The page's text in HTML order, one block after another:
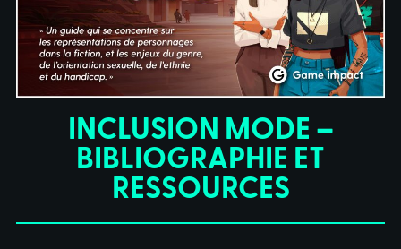
INCLUSION MODE –
BIBLIOGRAPHIE ET
RESSOURCES